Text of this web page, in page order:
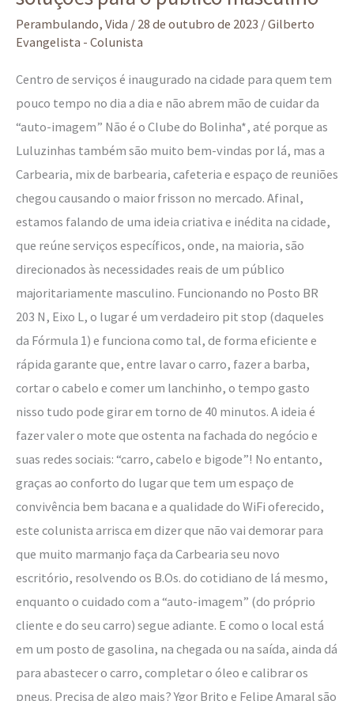
Perambulando, Vida / 28 de outubro de 2023 /Gilberto
Evangelista - Colunista
Centro de serviços é inaugurado na cidade para quem tem
pouco tempo no dia a dia e não abrem mão de cuidar da
“auto-imagem” Não é o Clube do Bolinha*, até porque as
Luluzinhas também são muito bem-vindas por lá, mas a
Carbearia, mix de barbearia, cafeteria e espaço de reuniões
chegou causando o maior frisson no mercado. Afinal,
estamos falando de uma ideia criativa e inédita na cidade,
que reúne serviços específicos, onde, na maioria, são
direcionados às necessidades reais de um público
majoritariamente masculino. Funcionando no Posto BR
203 N, Eixo L, o lugar é um verdadeiro pit stop (daqueles
da Fórmula 1) e funciona como tal, de forma eficiente e
rápida garante que, entre lavar o carro, fazer a barba,
cortar o cabelo e comer um lanchinho, o tempo gasto
nisso tudo pode girar em torno de 40 minutos. A ideia é
fazer valer o mote que ostenta na fachada do negócio e
suas redes sociais: “carro, cabelo e bigode”! No entanto,
graças ao conforto do lugar que tem um espaço de
convivência bem bacana e a qualidade do WiFi oferecido,
este colunista arrisca em dizer que não vai demorar para
que muito marmanjo faça da Carbearia seu novo
escritório, resolvendo os B.Os. do cotidiano de lá mesmo,
enquanto o cuidado com a “auto-imagem” (do próprio
cliente e do seu carro) segue adiante. E como o local está
em um posto de gasolina, na chegada ou na saída, ainda dá
para abastecer o carro, completar o óleo e calibrar os
pneus. Precisa de algo mais? Ygor Brito e Felipe Amaral são